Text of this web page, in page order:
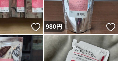
いいね！
980円